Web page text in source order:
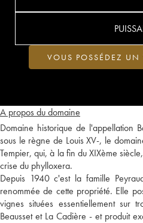
A propos du domaine
Domaine historique de l'appellation
sous le règne de Louis XV-, le
Tempier, qui, à la fin du XIXème
crise du phylloxera.
Depuis 1940 c'est la famille
renommée de cette propriété. Elle
vignes situées essentiellement sur
Beausset et La Cadière - et produit
VOUS POSSÉDEZ